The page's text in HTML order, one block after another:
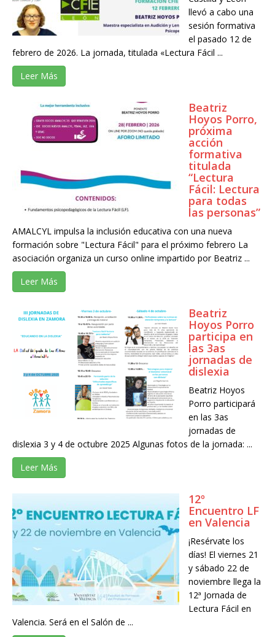
llevó a cabo una
sesión formativa
el pasado 12 de
febrero de 2026. La jornada, titulada «Lectura Fácil ...
Leer Más
Beatriz
Hoyos Porro,
próxima
acción
formativa
titulada
“Lectura
Fácil: Lectura
para todas
las personas”
AMALCYL impulsa la inclusión educativa con una nueva
formación sobre "Lectura Fácil" para el próximo febrero La
asociación organiza un curso online impartido por Beatriz ...
Leer Más
Beatriz
Hoyos Porro
participa en
las 3as
jornadas de
dislexia
Beatriz Hoyos
Porro participará
en las 3as
jornadas de
dislexia 3 y 4 de octubre 2025 Algunas fotos de la jornada: ...
Leer Más
12º
Encuentro LF
en Valencia
¡Resérvate los
días! El viernes 21
y sábado 22 de
noviembre llega la
12ª Jornada de
Lectura Fácil en
Valencia. Será en el Salón de ...